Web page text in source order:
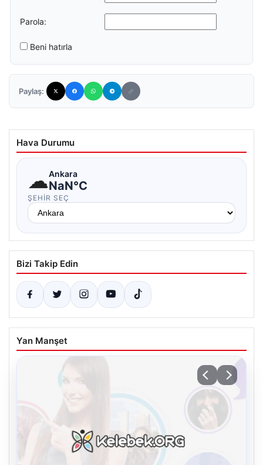
Parola:
Beni hatırla
Paylaş:
Hava Durumu
☁Ankara
NaN°C
ŞEHIR SEÇ
Bizi Takip Edin
Yan Manşet